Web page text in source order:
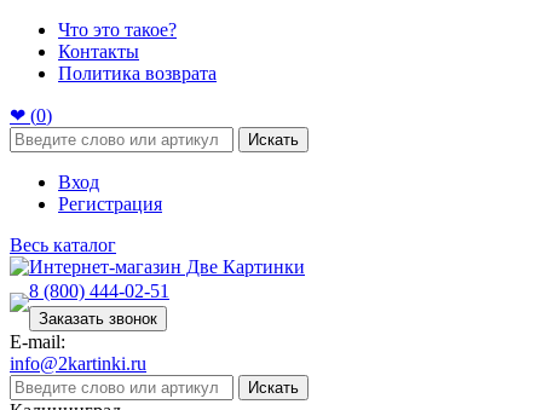
Что это такое?
Контакты
Политика возврата
❤ (0)
Искать
Вход
Регистрация
Весь каталог
8 (800) 444-02-51
Заказать звонок
E-mail:
info@2kartinki.ru
Искать